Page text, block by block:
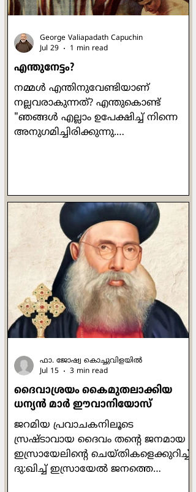
എന്തുനേട്ടം?
നമ്മൾ എന്തിനുവേണ്ടിയാണ്
നല്ലവരാകുന്നത്? എന്തുകൊണ്ട്
"ഞങ്ങൾ എല്ലാം ഉപേക്ഷിച്ച് നിന്നെ
അനുഗമിച്ചിരിക്കുന്നു.
പ്രബോധനങ്ങൾ ഒരിക്കലും പ്രതിഫലം
വാഗ്ദാനം ചെയ്തുകൊണ്ടുള്ളവ
ആയിരുന്നില്ല. പ്രാർത്ഥിക്കുമ്പോഴോ
ഉപവസിക്കുമ്പോഴോ ദാനധർമ്മം
ചെയ്യുമ്പോഴോ മനുഷ്യരെ കാണിച്ച്
ചെയ്യരുതെന്നും രഹസ്യത്തിൽ ദൈവം
മാത്രമേ അവ കണ്ടുകൂടൂ എന്നും
പറയുന്നുണ്ട് അവിടന്ന്. ചുരുക്കത്തിൽ
ഓരോന്നും അതതിനു
George Valiapadath Capuchin
Jul 29
1 min read
ദൈവാശ്രയം കൈമുതലാക്കിയ
ധന്യന്‍ മാര്‍ ഈവാനിയോസ്
ജറമിയ പ്രവാചകനിലൂടെ
സ്രഷ്ടാവായ ദൈവം തന്‍റെ ജനമായ
ഇസ്രായേലിന്‍റെ ചെയ്തികളെക്കുറിച്ച്
ദു:ഖിച്ച് ഇസ്രായേല്‍ ജനത്തെ
ഫാ. ജോഷ്വ കൊച്ചുവിളയില്‍
Jul 15
3 min read